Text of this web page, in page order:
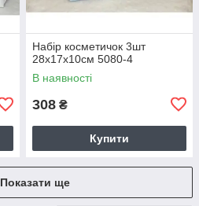
Набір косметичок 3шт
28х17х10см 5080-4
В наявності
308 ₴
Купити
Показати ще